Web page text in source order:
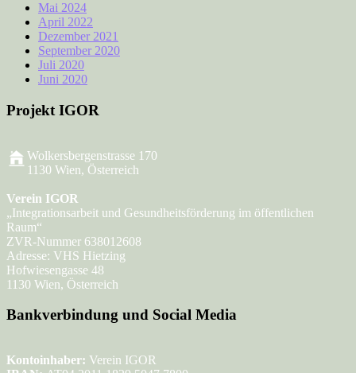
Mai 2024
April 2022
Dezember 2021
September 2020
Juli 2020
Juni 2020
Projekt IGOR
Wolkersbergenstrasse 170
1130 Wien, Österreich
Verein IGOR
„Integrationsarbeit und Gesundheitsförderung im öffentlichen
Raum“
ZVR-Nummer 638012608
Adresse: VHS Hietzing
Hofwiesengasse 48
1130 Wien, Österreich
Bankverbindung und Social Media
Kontoinhaber: Verein IGOR